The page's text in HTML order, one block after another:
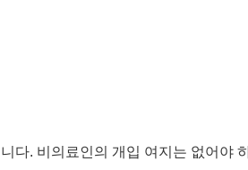
다. 비의료인의 개입 여지는 없어야